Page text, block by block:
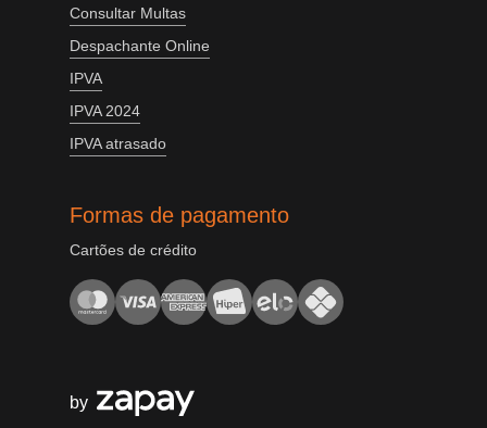
Consultar Multas
Despachante Online
IPVA
IPVA 2024
IPVA atrasado
Formas de pagamento
Cartões de crédito
by